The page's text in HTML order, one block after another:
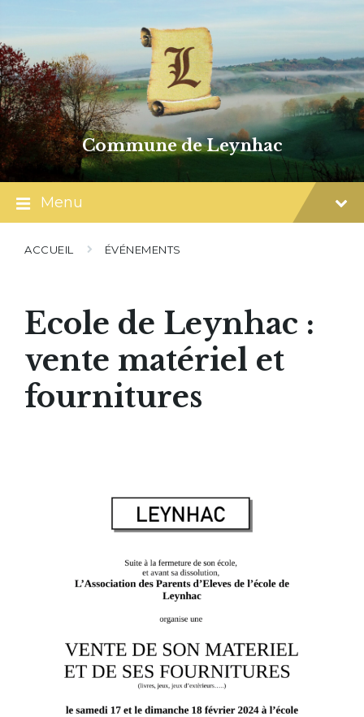
content
main
navigation
footer
Commune de Leynhac
Menu
ACCUEIL ÉVÉNEMENTS
Ecole de Leynhac :
vente matériel et
fournitures